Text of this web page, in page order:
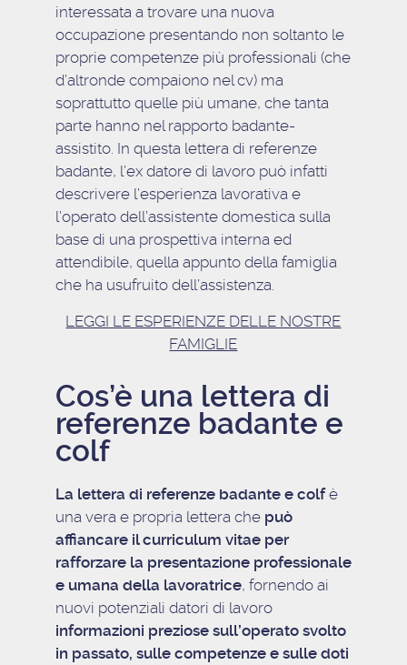
interessata a trovare una nuova
occupazione presentando non soltanto le
proprie competenze più professionali (che
d’altronde compaiono nel cv) ma
soprattutto quelle più umane, che tanta
parte hanno nel rapporto badante-
assistito. In questa lettera di referenze
badante, l’ex datore di lavoro può infatti
descrivere l’esperienza lavorativa e
l’operato dell’assistente domestica sulla
base di una prospettiva interna ed
attendibile, quella appunto della famiglia
che ha usufruito dell’assistenza.
LEGGI LE ESPERIENZE DELLE NOSTRE
FAMIGLIE
Cos’è una lettera di
referenze badante e
colf
La lettera di referenze badante e colfè
una vera e propria lettera che può
affiancare il curriculum vitae per
rafforzare la presentazione professionale
e umana della lavoratrice, fornendo ai
nuovi potenziali datori di lavoro
informazioni preziose sull’operato svolto
in passato, sulle competenze e sulle doti